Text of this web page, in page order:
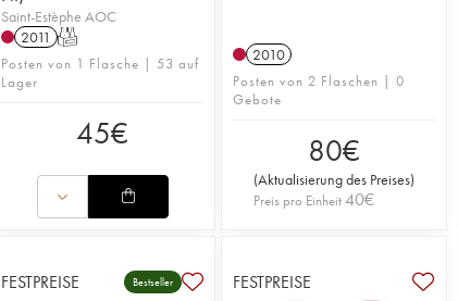
Saint-Estèphe AOC
2011 T
Posten von 1 Flasche | 53 auf
Lager
45€
2010
Posten von 2 Flaschen | 0
Gebote
80€
(Aktualisierung des Preises)
Preis pro Einheit40€
FESTPREISE Bestseller FESTPREISE